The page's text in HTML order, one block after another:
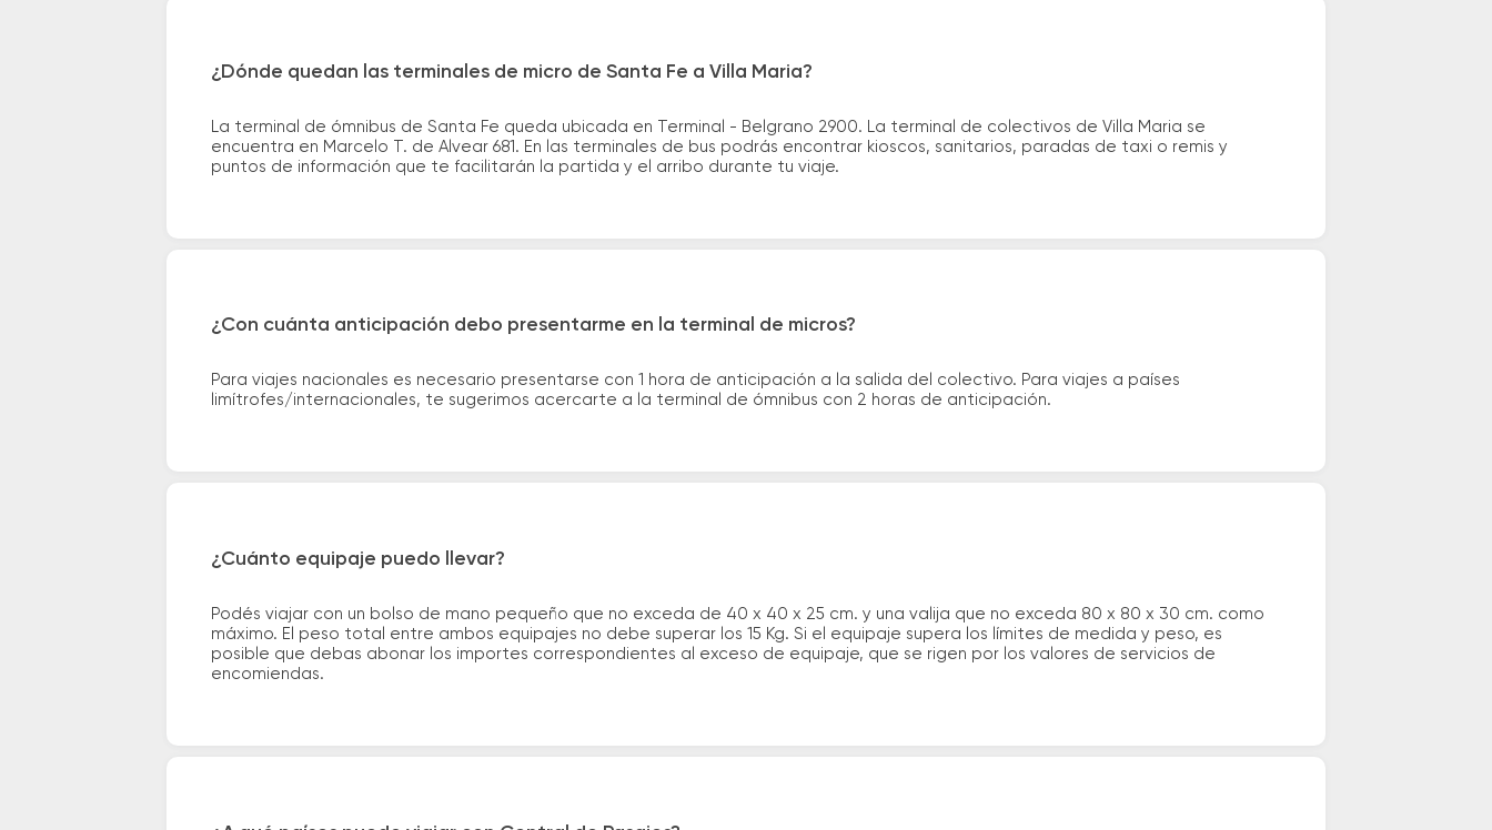
¿Dónde quedan las terminales de micro de Santa Fe a Villa Maria?
La terminal de ómnibus de Santa Fe queda ubicada en Terminal - Belgrano 2900. La terminal de colectivos de Villa Maria se
encuentra en Marcelo T. de Alvear 681. En las terminales de bus podrás encontrar kioscos, sanitarios, paradas de taxi o remis y
puntos de información que te facilitarán la partida y el arribo durante tu viaje.
¿Con cuánta anticipación debo presentarme en la terminal de micros?
Para viajes nacionales es necesario presentarse con 1 hora de anticipación a la salida del colectivo. Para viajes a países
limítrofes/internacionales, te sugerimos acercarte a la terminal de ómnibus con 2 horas de anticipación.
¿Cuánto equipaje puedo llevar?
Podés viajar con un bolso de mano pequeño que no exceda de 40 x 40 x 25 cm. y una valija que no exceda 80 x 80 x 30 cm. como
máximo. El peso total entre ambos equipajes no debe superar los 15 Kg. Si el equipaje supera los límites de medida y peso, es
posible que debas abonar los importes correspondientes al exceso de equipaje, que se rigen por los valores de servicios de
encomiendas.